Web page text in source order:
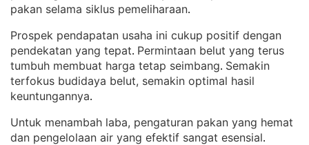
pakan selama siklus pemeliharaan.
Prospek pendapatan usaha ini cukup positif dengan
pendekatan yang tepat. Permintaan belut yang terus
tumbuh membuat harga tetap seimbang. Semakin
terfokus budidaya belut, semakin optimal hasil
keuntungannya.
Untuk menambah laba, pengaturan pakan yang hemat
dan pengelolaan air yang efektif sangat esensial